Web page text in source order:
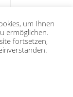
|
um Ihnen
ermöglichen.
fortsetzen,